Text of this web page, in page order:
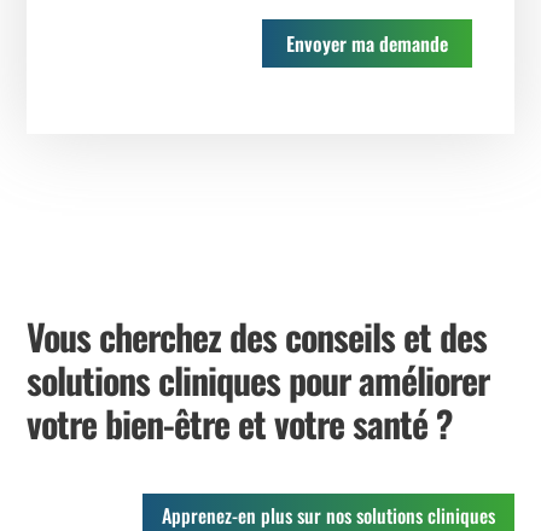
Envoyer ma demande
Vous cherchez des conseils et des
solutions cliniques pour améliorer
votre bien-être et votre santé ?
Apprenez-en plus sur nos solutions cliniques